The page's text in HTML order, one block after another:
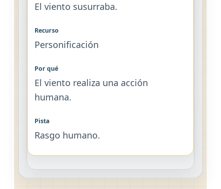
El viento susurraba.
Personificación
El viento realiza una acción
humana.
Rasgo humano.